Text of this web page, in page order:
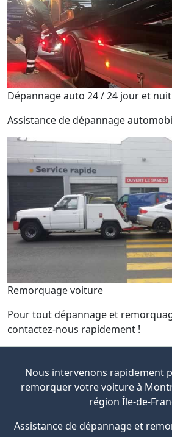
Dépannage auto 24 / 24 jour et nuit
Assistance de dépannage
Remorquage voiture
Pour tout dépannage et
contactez-nous rapidement !
Nous intervenons rapidement
remorquer votre voiture à
région Île-de-
Assistance de dépannage et